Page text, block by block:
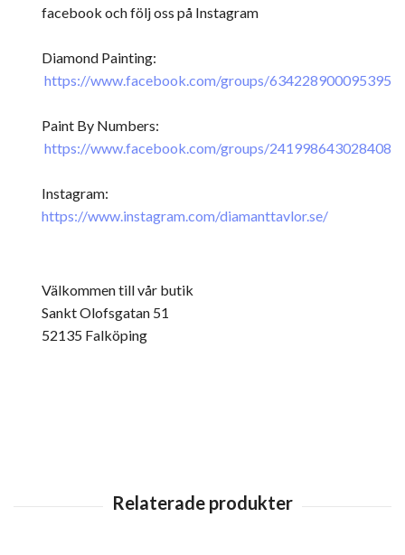
facebook och följ oss på Instagram
Diamond Painting:
https://www.facebook.com/groups/634228900095395
Paint By Numbers:
https://www.facebook.com/groups/241998643028408
Instagram:
https://www.instagram.com/diamanttavlor.se/
Välkommen till vår butik
Sankt Olofsgatan 51
52135 Falköping